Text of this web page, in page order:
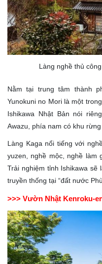
Làng nghề thủ
Nằm tại trung tâm thành
Yunokuni no Mori là một
Ishikawa Nhật Bản nói
Awazu, phía nam có khu
Làng Kaga nổi tiếng với
yuzen, nghề mộc, nghề làm
Trải nghiệm tỉnh Ishikawa
truyền thống tại “đất nước Phù
>>> Vườn Nhật Kenroku-